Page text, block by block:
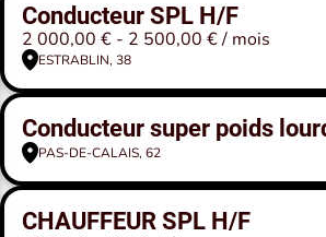
Conducteur SPL H/F
2 000,00 € - 2 500,00 € / mois
ESTRABLIN, 38
Conducteur super poids
PAS-DE-CALAIS, 62
CHAUFFEUR SPL H/F